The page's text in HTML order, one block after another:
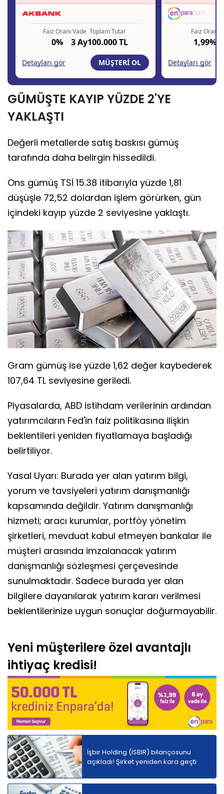
GÜMÜŞTE KAYIP YÜZDE 2'YE
YAKLAŞTI
Değerli metallerde satış baskısı gümüş
tarafında daha belirgin hissedildi.
Ons gümüş TSİ 15.38 itibarıyla yüzde 1,81
düşüşle 72,52 dolardan işlem görürken, gün
içindeki kayıp yüzde 2 seviyesine yaklaştı.
Gram gümüş ise yüzde 1,62 değer kaybederek
107,64 TL seviyesine geriledi.
Piyasalarda, ABD istihdam verilerinin ardından
yatırımcıların Fed'in faiz politikasına ilişkin
beklentileri yeniden fiyatlamaya başladığı
belirtiliyor.
Yasal Uyarı: Burada yer alan yatırım bilgi,
yorum ve tavsiyeleri yatırım danışmanlığı
kapsamında değildir. Yatırım danışmanlığı
hizmeti; aracı kurumlar, portföy yönetim
şirketleri, mevduat kabul etmeyen bankalar ile
müşteri arasında imzalanacak yatırım
danışmanlığı sözleşmesi çerçevesinde
sunulmaktadır. Sadece burada yer alan
bilgilere dayanılarak yatırım kararı verilmesi
beklentilerinize uygun sonuçlar doğurmayabilir.
Yeni müşterilere özel avantajlı
ihtiyaç kredisi!
İşbir Holding (ISBIR) bilançosunu
açıkladı! Şirket yeniden kara geçti